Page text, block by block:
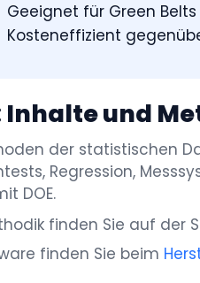
Geeignet für Green
Kosteneffizient
und
der statistischen
Regression,
DOE.
finden Sie auf der
finden Sie beim